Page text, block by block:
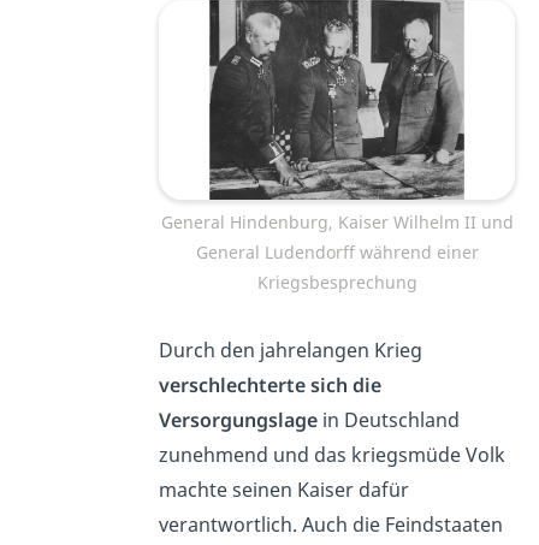
General Hindenburg, Kaiser Wilhelm II und
General Ludendorff während einer
Kriegsbesprechung
Durch den jahrelangen Krieg
verschlechterte sich die
Versorgungslage in Deutschland
zunehmend und das kriegsmüde Volk
machte seinen Kaiser dafür
verantwortlich. Auch die Feindstaaten